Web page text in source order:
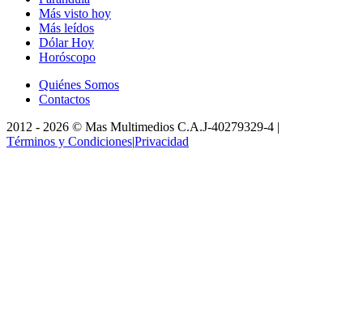
Más visto hoy
Más leídos
Dólar Hoy
Horóscopo
Quiénes Somos
Contactos
2012 - 2026 © Mas Multimedios C.A.J-40279329-4 |
Términos y Condiciones|Privacidad